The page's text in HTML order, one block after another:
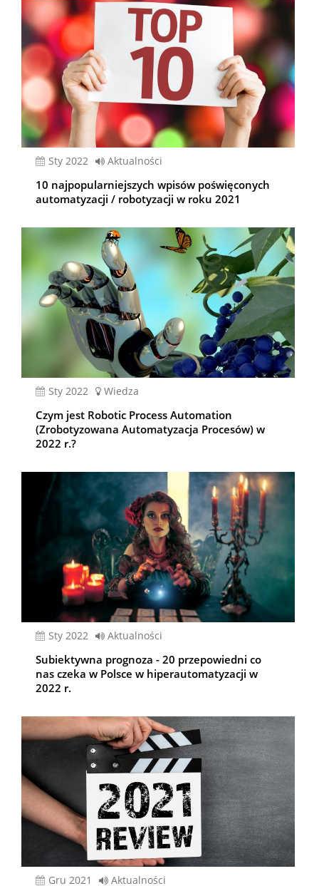
sty 2022 Aktualności
10 najpopularniejszych wpisów poświęconych
automatyzacji / robotyzacji w roku 2021
sty 2022 Wiedza
Czym jest Robotic Process Automation
(Zrobotyzowana Automatyzacja Procesów) w
2022 r.?
sty 2022 Aktualności
Subiektywna prognoza - 20 przepowiedni co
nas czeka w Polsce w hiperautomatyzacji w
2022 r.
gru 2021 Aktualności